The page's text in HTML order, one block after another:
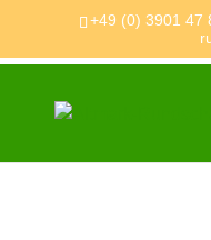
+49 (0) 3901 47